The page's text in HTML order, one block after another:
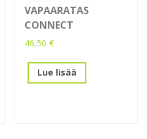
VAPAARATAS
CONNECT
46,50€
Lue lisää